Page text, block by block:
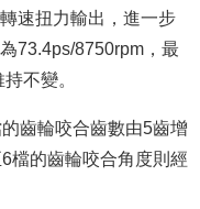
速扭力輸出，進一步
73.4ps/8750rpm，最
不變。
齒輪咬合齒數由5齒增
檔的齒輪咬合角度則經